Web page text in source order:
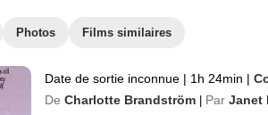
Photos Films similaires
Date de sortie inconnue | 1h 24min |
De Charlotte Brandström Par Janet